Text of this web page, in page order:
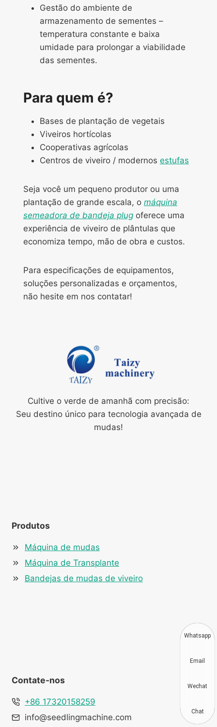
Gestão do ambiente de
armazenamento de sementes –
temperatura constante e baixa
umidade para prolongar a viabilidade
das sementes.
Para quem é?
Bases de plantação de vegetais
Viveiros hortícolas
Cooperativas agrícolas
Centros de viveiro / modernos estufas
Seja você um pequeno produtor ou uma
plantação de grande escala, o máquina
semeadora de bandeja plug oferece uma
experiência de viveiro de plântulas que
economiza tempo, mão de obra e custos.
Para especificações de equipamentos,
soluções personalizadas e orçamentos,
não hesite em nos contatar!
Cultive o verde de amanhã com precisão:
Seu destino único para tecnologia avançada de
mudas!
Produtos
Máquina de mudas
Máquina de Transplante
Bandejas de mudas de viveiro
Contate-nos
+86 17320158259
info@seedlingmachine.com
Whatsapp
Email
Wechat
Chat